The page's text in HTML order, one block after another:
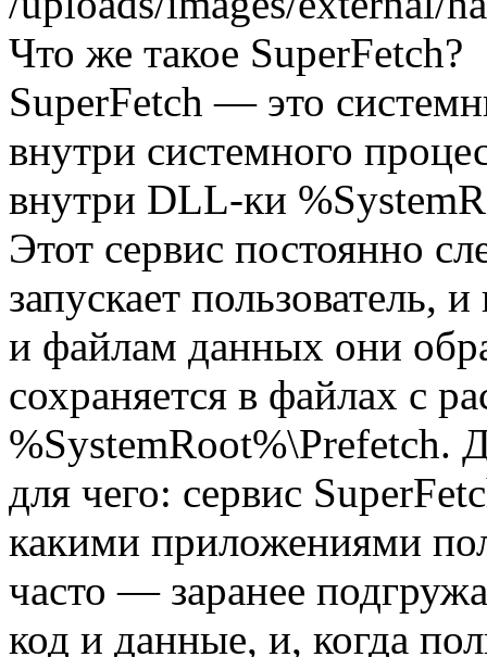
Что же такое SuperFetch?
SuperFetch — это
внутри системного
внутри DLL-ки
Этот сервис постоянно
запускает
и файлам данных они
сохраняется в файлах с
%SystemRoot%\Prefetch.
для чего: сервис
какими приложениями
часто — заранее
код и данные, и, когда